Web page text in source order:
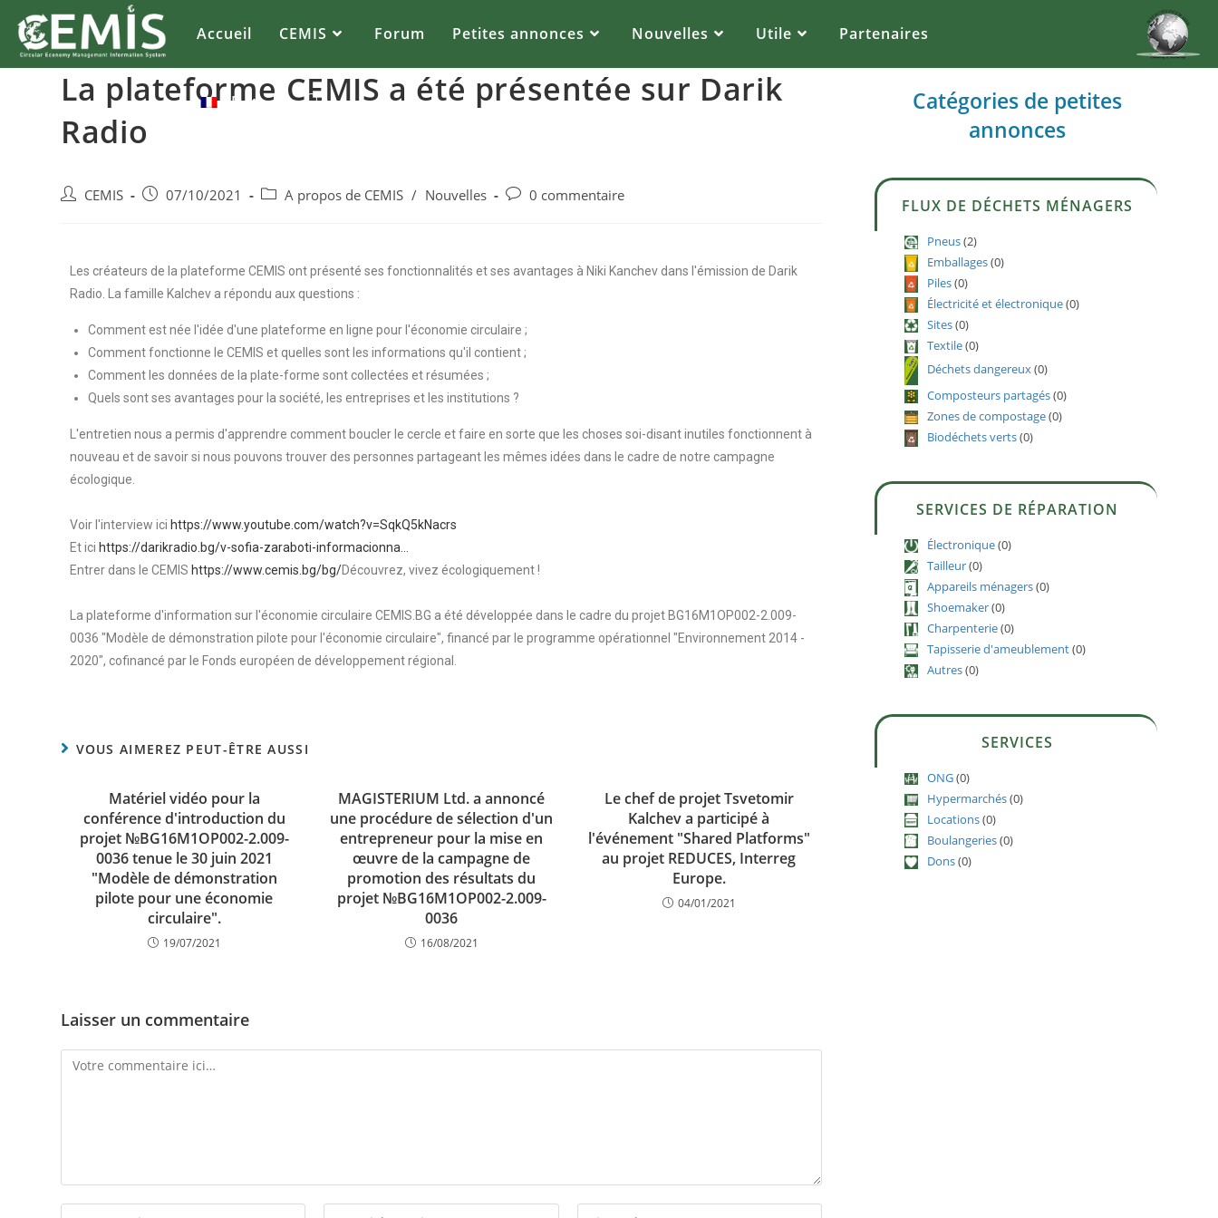
Accueil CEMIS Forum Petites annonces Nouvelles Utile Partenaires
FR
La plateforme CEMIS a été présentée sur Darik
Radio
CEMIS 07/10/2021 A propos de CEMIS / Nouvelles 0 commentaire
Les créateurs de la plateforme CEMIS ont présenté ses fonctionnalités et ses avantages à Niki Kanchev dans l'émission de Darik
Radio. La famille Kalchev a répondu aux questions :
Comment est née l'idée d'une plateforme en ligne pour l'économie circulaire ;
Comment fonctionne le CEMIS et quelles sont les informations qu'il contient ;
Comment les données de la plate-forme sont collectées et résumées ;
Quels sont ses avantages pour la société, les entreprises et les institutions ?
L'entretien nous a permis d'apprendre comment boucler le cercle et faire en sorte que les choses soi-disant inutiles fonctionnent à
nouveau et de savoir si nous pouvons trouver des personnes partageant les mêmes idées dans le cadre de notre campagne
écologique.
Voir l'interview ici https://www.youtube.com/watch?v=SqkQ5kNacrs
Et ici https://darikradio.bg/v-sofia-zaraboti-informacionna…
Entrer dans le CEMIS https://www.cemis.bg/bg/Découvrez, vivez écologiquement !
La plateforme d'information sur l'économie circulaire CEMIS.BG a été développée dans le cadre du projet BG16M1OP002-2.009-
0036 "Modèle de démonstration pilote pour l'économie circulaire", financé par le programme opérationnel "Environnement 2014 -
2020", cofinancé par le Fonds européen de développement régional.
VOUS AIMEREZ PEUT-ÊTRE AUSSI
Matériel vidéo pour la
conférence d'introduction du
projet №BG16M1OP002-2.009-
0036 tenue le 30 juin 2021
"Modèle de démonstration
pilote pour une économie
circulaire".
19/07/2021
MAGISTERIUM Ltd. a annoncé
une procédure de sélection d'un
entrepreneur pour la mise en
œuvre de la campagne de
promotion des résultats du
projet №BG16M1OP002-2.009-
0036
16/08/2021
Le chef de projet Tsvetomir
Kalchev a participé à
l'événement "Shared Platforms"
au projet REDUCES, Interreg
Europe.
04/01/2021
Laisser un commentaire
Catégories de petites
annonces
FLUX DE DÉCHETS MÉNAGERS
Pneus(2)
Emballages(0)
Piles(0)
Électricité et électronique(0)
Sites(0)
Textile(0)
Déchets dangereux(0)
Composteurs partagés(0)
Zones de compostage(0)
Biodéchets verts(0)
SERVICES DE RÉPARATION
Électronique(0)
Tailleur(0)
Appareils ménagers(0)
Shoemaker(0)
Charpenterie(0)
Tapisserie d'ameublement(0)
Autres(0)
SERVICES
ONG(0)
Hypermarchés(0)
Locations(0)
Boulangeries(0)
Dons(0)